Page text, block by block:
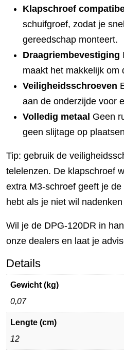
Klapschroef
schuifgroef, zodat je
gereedschap monteert.
Draagriembevestiging
maakt het makkelijk om
Veiligheidsschroeven
aan de onderzijde voor
Volledig metaal Geen
geen slijtage op
Tip: gebruik de
telelenzen. De klapschroef
extra M3-schroef geeft je
hebt als je niet wil
Wil je de DPG-120DR in
onze dealers en laat je
Details
Gewicht (kg)
0,07
Lengte (cm)
12